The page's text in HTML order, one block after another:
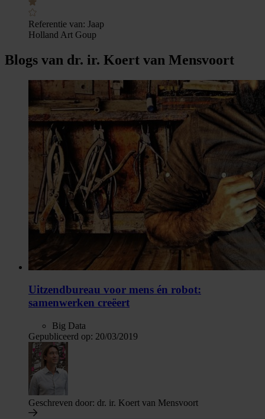
Referentie van: Jaap
Holland Art Goup
Blogs van dr. ir. Koert van Mensvoort
Uitzendbureau voor mens én robot:
samenwerken creëert
Big Data
Gepubliceerd op: 20/03/2019
Geschreven door: dr. ir. Koert van Mensvoort